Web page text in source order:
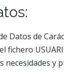
Datos de
necesidades y